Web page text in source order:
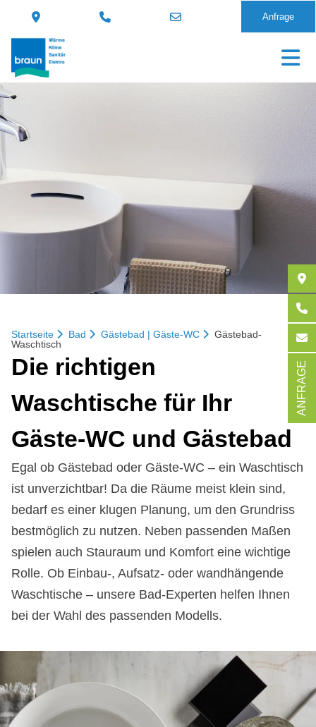
Direkt
zum
Inhalt
Anfrage
Startseite Bad Gästebad | Gäste-WC
Gästebad-
Waschtisch
Die rich­ti­gen
Wasch­ti­sche für Ihr
Gä­ste-WC und Gä­ste­bad
Egal ob Gästebad oder Gäste-WC – ein Waschtisch
ist unverzichtbar! Da die Räume meist klein sind,
be­darf es einer klugen Planung, um den Grund­riss
best­möglich zu nutzen. Neben pas­sen­den Maßen
spielen auch Stau­raum und Kom­fort eine wich­tige
Rol­le. Ob Einbau-, Aufsatz- oder wand­hängen­de
Wasch­tische – unsere Bad-Experten hel­fen Ihnen
bei der Wahl des passenden Modells.
ANFRAGE